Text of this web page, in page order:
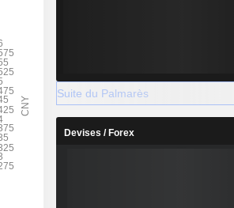
Suite du Palmarès
Devises / Forex